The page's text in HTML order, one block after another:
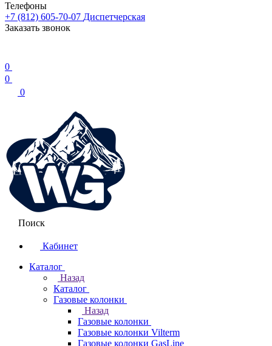
Телефоны
+7 (812) 605-70-07 Диспетчерская
Заказать звонок
0
0
0
Поиск
Кабинет
Каталог
Назад
Каталог
Газовые колонки
Назад
Газовые колонки
Газовые колонки Vilterm
Газовые колонки GasLine